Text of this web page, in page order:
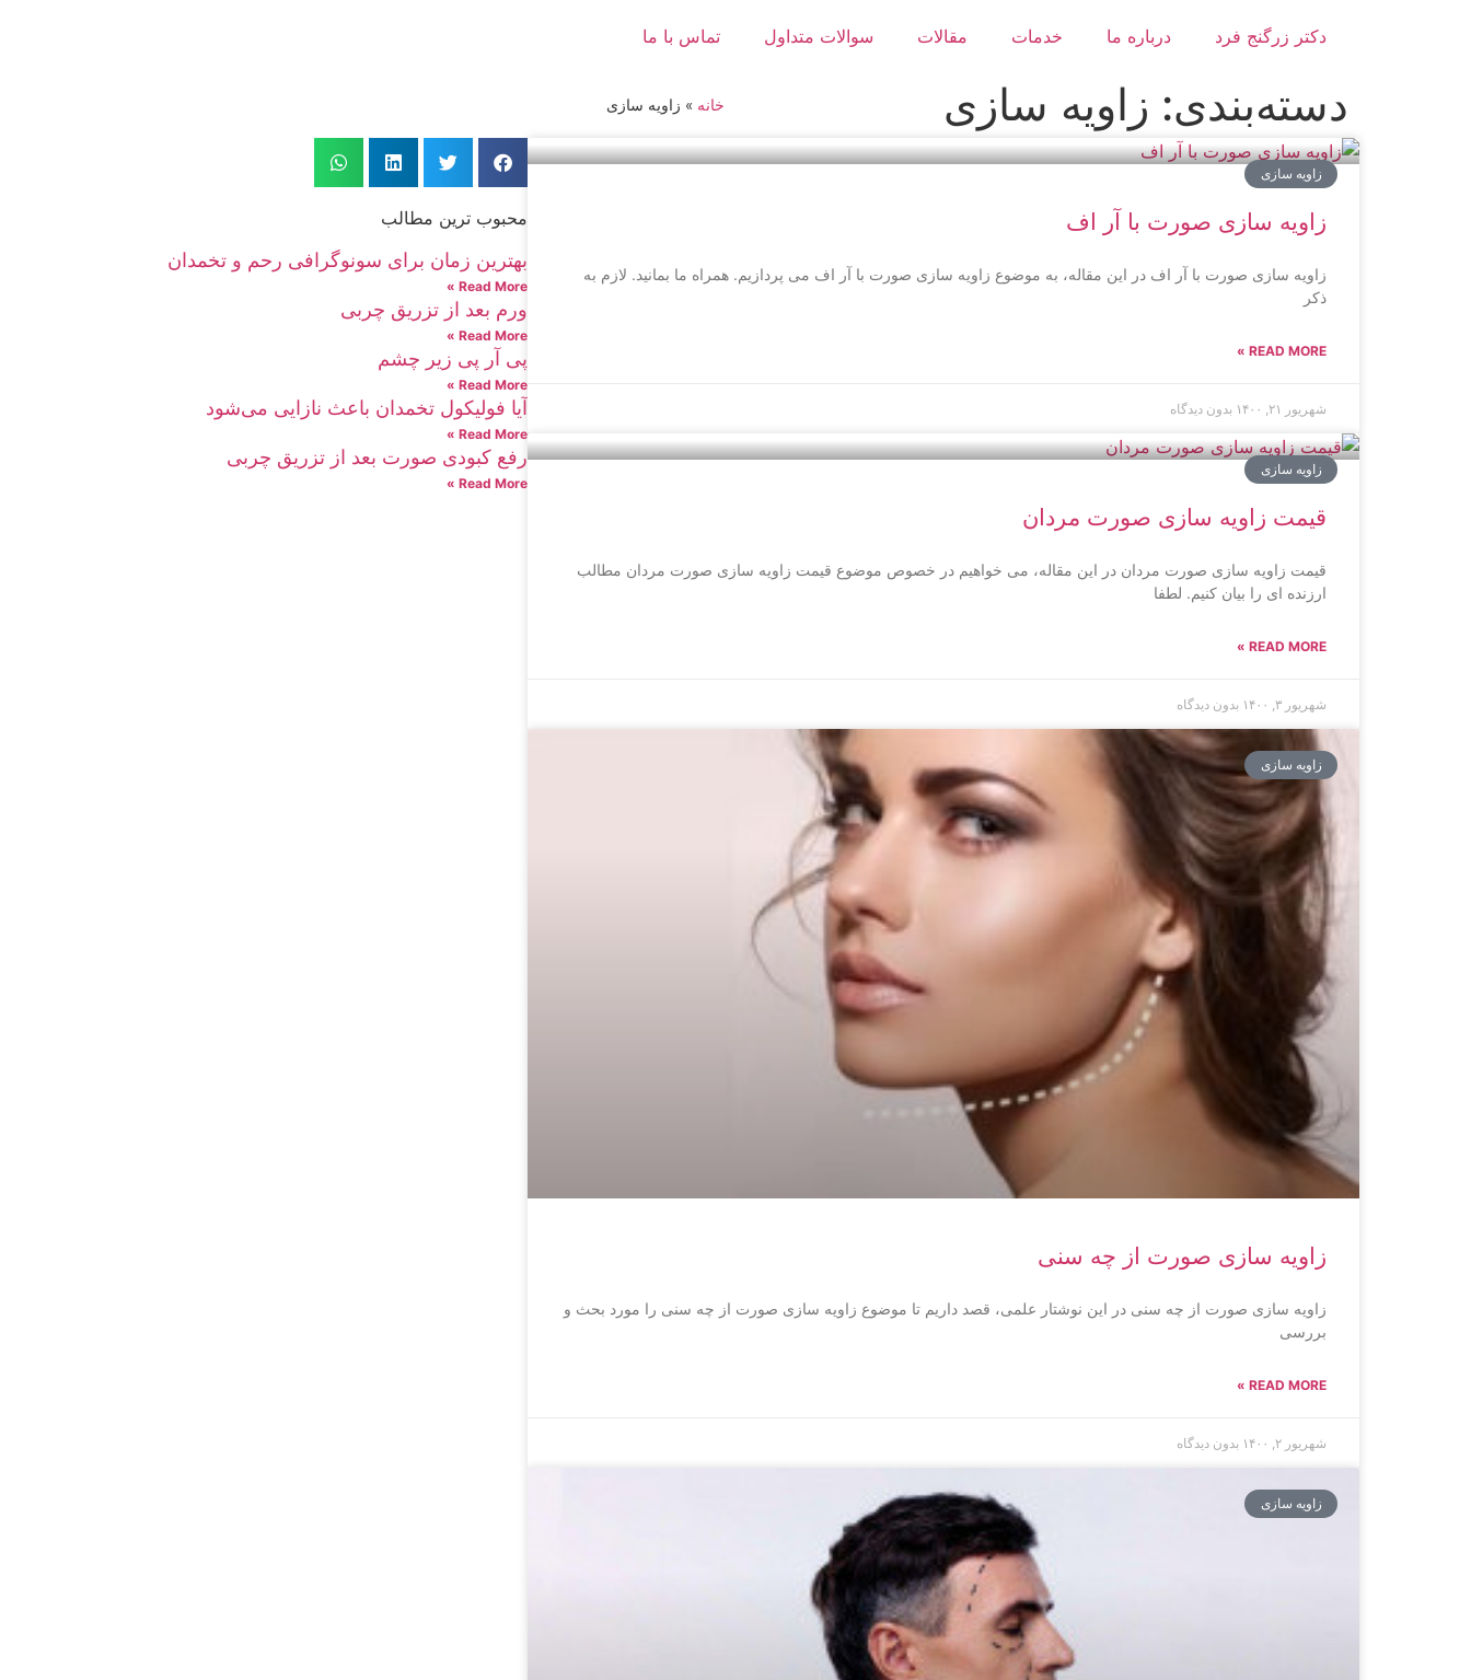
دکتر زرگنج فرد درباره ما خدمات مقالات سوالات متداول تماس با ما
دسته‌بندی: زاویه سازی خانه » زاویه سازی
زاویه سازی
زاویه سازی صورت با آر اف
زاویه سازی صورت با آر اف در این مقاله، به موضوع زاویه سازی صورت با آر اف می پردازیم. همراه ما بمانید. لازم به
ذکر
READ MORE »
شهریور ۲۱, ۱۴۰۰ بدون دیدگاه
زاویه سازی
قیمت زاویه سازی صورت مردان
قیمت زاویه سازی صورت مردان در این مقاله، می خواهیم در خصوص موضوع قیمت زاویه سازی صورت مردان مطالب
ارزنده ای را بیان کنیم. لطفا
READ MORE »
شهریور ۳, ۱۴۰۰ بدون دیدگاه
زاویه سازی
زاویه سازی صورت از چه سنی
زاویه سازی صورت از چه سنی در این نوشتار علمی، قصد داریم تا موضوع زاویه سازی صورت از چه سنی را مورد بحث و
بررسی
READ MORE »
شهریور ۲, ۱۴۰۰ بدون دیدگاه
زاویه سازی
محبوب ترین مطالب
بهترین زمان برای سونوگرافی رحم و تخمدان
Read More »
ورم بعد از تزریق چربی
Read More »
پی آر پی زیر چشم
Read More »
آیا فولیکول تخمدان باعث نازایی می‌شود
Read More »
رفع کبودی صورت بعد از تزریق چربی
Read More »